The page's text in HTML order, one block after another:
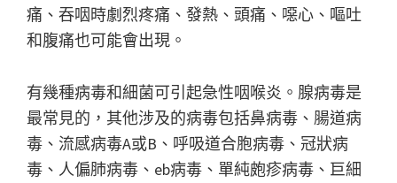
痛、吞咽時劇烈疼痛、發熱、頭痛、噁心、嘔吐
和腹痛也可能會出現。
有幾種病毒和細菌可引起急性咽喉炎。腺病毒是
最常見的，其他涉及的病毒包括鼻病毒、腸道病
毒、流感病毒A或B、呼吸道合胞病毒、冠狀病
毒、人偏肺病毒、eb病毒、單純皰疹病毒、巨細